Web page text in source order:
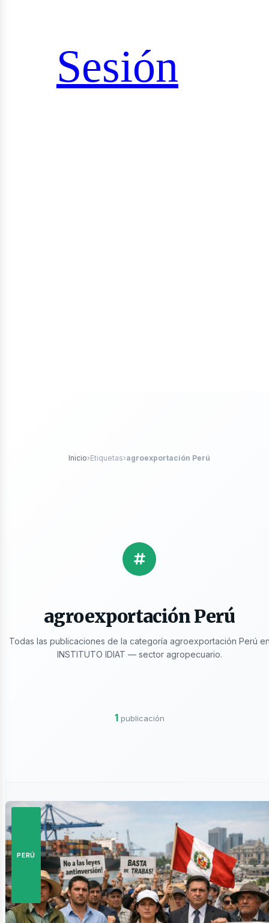
Sesión
Inicio›Etiquetas›agroexportación Perú
agroexportación Perú
Todas las publicaciones de la categoría agroexportación Perú
INSTITUTO IDIAT — sector agropecuario.
1 publicación
PERÚ